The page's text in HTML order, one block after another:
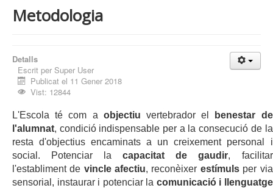
Metodologia
Detalls
Escrit per Super User
Publicat el 11 Gener 2018
Vist: 12844
L'Escola té com a objectiu vertebrador el
benestar de
l'alumnat, condició indispensable per a la consecució de la
resta d'objectius encaminats a un creixement personal i
social. Potenciar la capacitat de gaudir, facilitar
l'establiment de vincle afectiu, reconèixer estímuls per via
sensorial, instaurar i potenciar la